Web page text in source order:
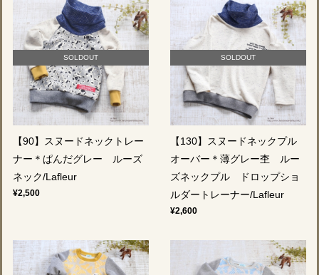
SOLDOUT
【90】スヌードネックトレー
ナー＊ぱんだグレー ルーズ
ネック/Lafleur
¥2,500
SOLDOUT
【130】スヌードネックプル
オーバー＊薄グレー杢 ルー
ズネックプル ドロップショ
ルダートレーナー/Lafleur
¥2,600